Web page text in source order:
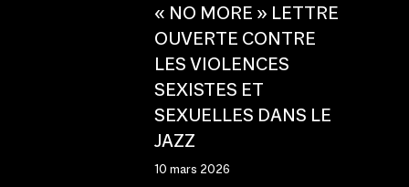
« NO MORE » LETTRE
OUVERTE CONTRE
LES VIOLENCES
SEXISTES ET
SEXUELLES DANS LE
JAZZ
10 mars 2026